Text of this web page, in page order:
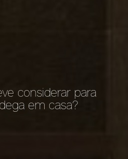
considerar para
em casa?